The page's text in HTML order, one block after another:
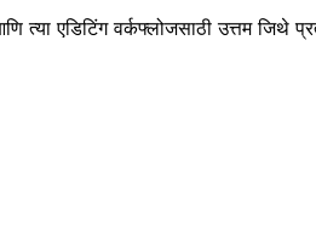
वर्कफ्लोजसाठी उत्तम जिथे